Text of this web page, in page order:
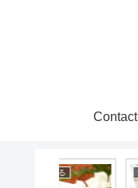
Contact
漫画まとめ速報